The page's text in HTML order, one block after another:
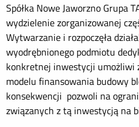
Spółka Nowe Jaworzno Grupa
wydzielenie zorganizowanej
Wytwarzanie i rozpoczęła
wyodrębnionego podmiotu
konkretnej inwestycji umożliwi
modelu finansowania budowy
konsekwencji pozwoli na
związanych z tą inwestycją na